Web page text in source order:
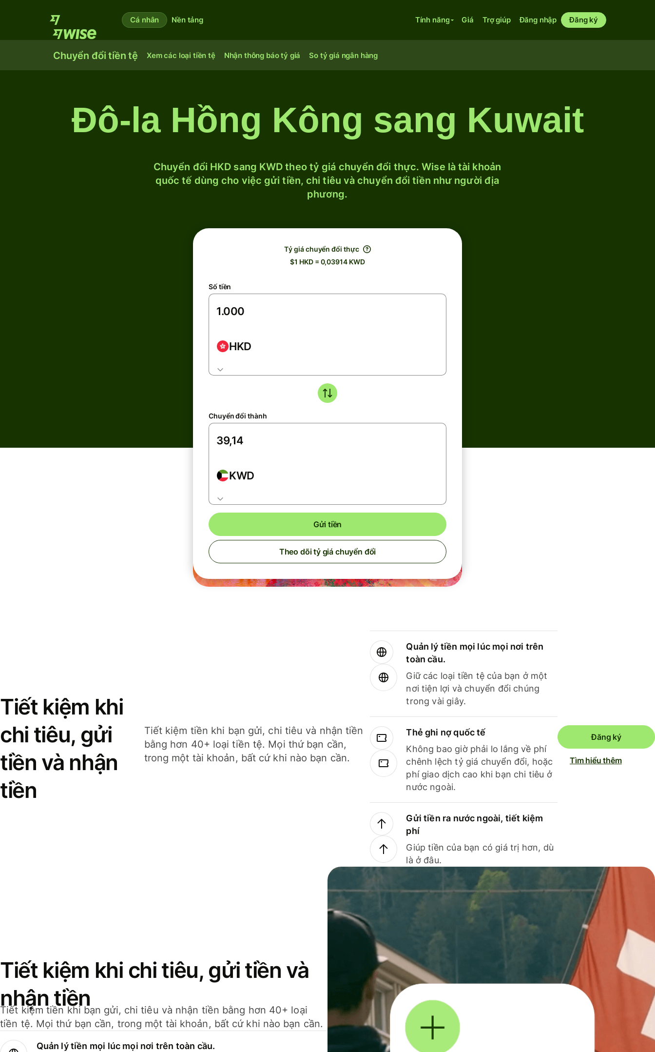
Cá nhân Nền tảng Tính năng Giá Trợ giúp Đăng nhập Đăng ký
Chuyển đổi tiền tệ Xem các loại tiền tệ Nhận thông báo tỷ giá So tỷ giá ngân hàng
Đô-la Hồng Kông sang Kuwait
Chuyển đổi HKD sang KWD theo tỷ giá chuyển đổi thực. Wise là tài khoản
quốc tế dùng cho việc gửi tiền, chi tiêu và chuyển đổi tiền như người địa
phương.
Tỷ giá chuyển đổi thực
$1 HKD = 0,03914 KWD
Số tiền
HKD
Chuyển đổi thành
KWD
Gửi tiền
Theo dõi tỷ giá chuyển đổi
Tiết kiệm khi
chi tiêu, gửi
tiền và nhận
tiền
Tiết kiệm tiền khi bạn gửi, chi tiêu và nhận tiền
bằng hơn 40+ loại tiền tệ. Mọi thứ bạn cần,
trong một tài khoản, bất cứ khi nào bạn cần.
Quản lý tiền mọi lúc mọi nơi trên
toàn cầu.
Giữ các loại tiền tệ của bạn ở một
nơi tiện lợi và chuyển đổi chúng
trong vài giây.
Thẻ ghi nợ quốc tế
Không bao giờ phải lo lắng về phí
chênh lệch tỷ giá chuyển đổi, hoặc
phí giao dịch cao khi bạn chi tiêu ở
nước ngoài.
Gửi tiền ra nước ngoài, tiết kiệm
phí
Giúp tiền của bạn có giá trị hơn, dù
là ở đâu.
Đăng ký
Tìm hiểu thêm
Tiết kiệm khi chi tiêu, gửi tiền và
nhận tiền
Tiết kiệm tiền khi bạn gửi, chi tiêu và nhận tiền bằng hơn 40+ loại
tiền tệ. Mọi thứ bạn cần, trong một tài khoản, bất cứ khi nào bạn cần.
Quản lý tiền mọi lúc mọi nơi trên toàn cầu.